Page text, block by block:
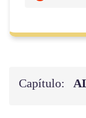
Capítulo: